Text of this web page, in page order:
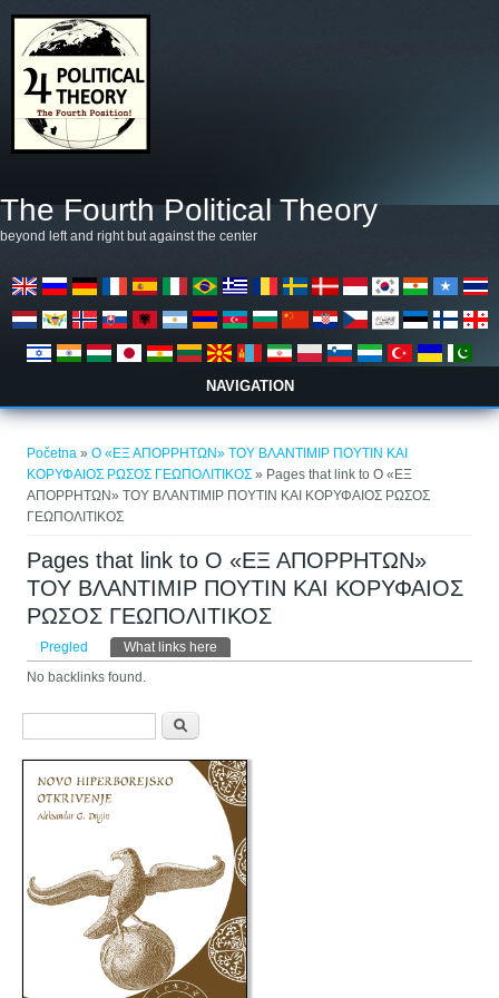
The Fourth Political Theory
beyond left and right but against the center
NAVIGATION
Početna »Ο «ΕΞ ΑΠΟΡΡΗΤΩΝ» ΤΟΥ ΒΛΑΝΤΙΜΙΡ ΠΟΥΤΙΝ ΚΑΙ
ΚΟΡΥΦΑΙΟΣ ΡΩΣΟΣ ΓΕΩΠΟΛΙΤΙΚΟΣ» Pages that link to Ο «ΕΞ
ΑΠΟΡΡΗΤΩΝ» ΤΟΥ ΒΛΑΝΤΙΜΙΡ ΠΟΥΤΙΝ ΚΑΙ ΚΟΡΥΦΑΙΟΣ ΡΩΣΟΣ
ΓΕΩΠΟΛΙΤΙΚΟΣ
Pages that link to Ο «ΕΞ ΑΠΟΡΡΗΤΩΝ»
ΤΟΥ ΒΛΑΝΤΙΜΙΡ ΠΟΥΤΙΝ ΚΑΙ ΚΟΡΥΦΑΙΟΣ
ΡΩΣΟΣ ΓΕΩΠΟΛΙΤΙΚΟΣ
Primarni tabovi
Pregled What links here
No backlinks found.
Obrazac pretraživanja